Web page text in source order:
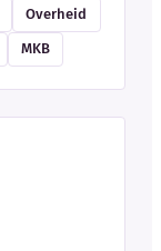
Overheid
MKB